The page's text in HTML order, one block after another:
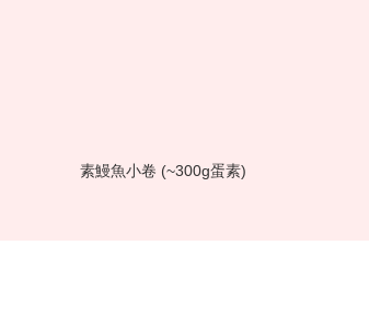
素鰻魚小卷 (~300g蛋素)